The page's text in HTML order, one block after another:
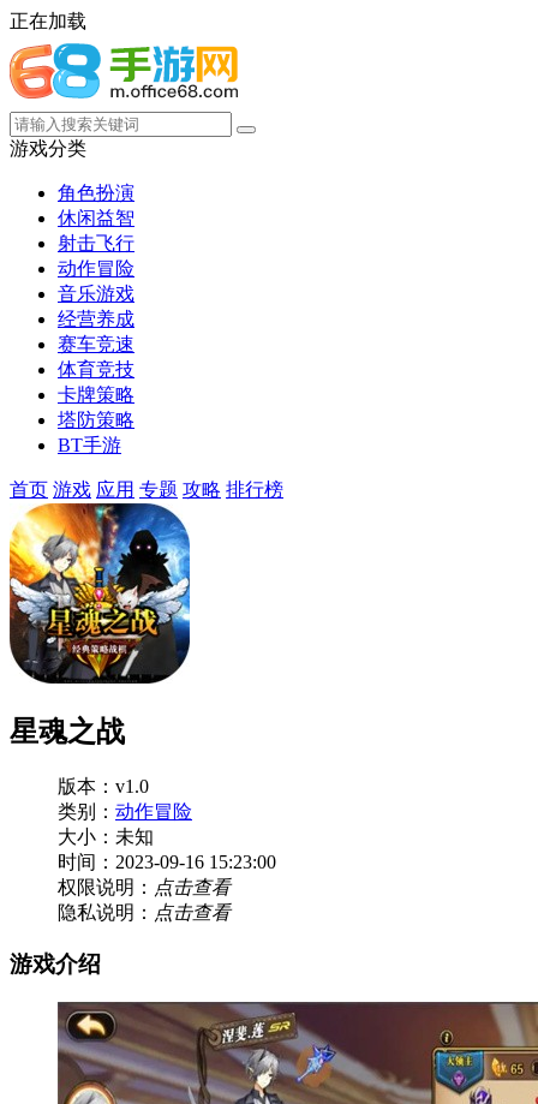
正在加载
游戏分类
角色扮演
休闲益智
射击飞行
动作冒险
音乐游戏
经营养成
赛车竞速
体育竞技
卡牌策略
塔防策略
BT手游
首页 游戏 应用 专题 攻略 排行榜
星魂之战
版本：v1.0
类别： 动作冒险
大小：未知
时间：2023-09-16 15:23:00
权限说明： 点击查看
隐私说明： 点击查看
游戏介绍